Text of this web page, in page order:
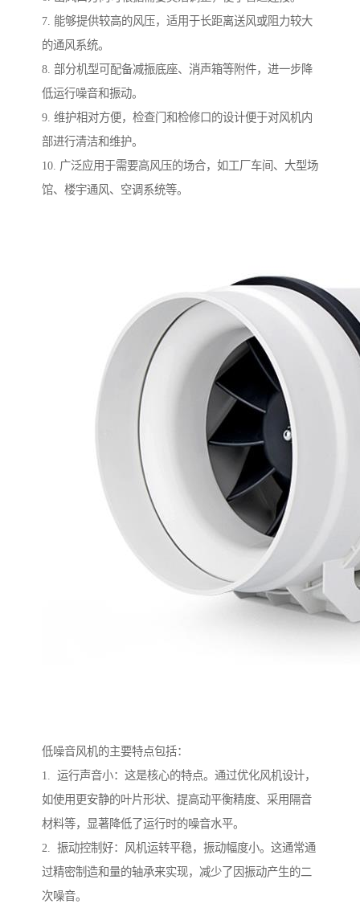
7. 能够提供较高的风压，适用于长距离送风或阻力较大
的通风系统。
8. 部分机型可配备减振底座、消声箱等附件，进一步降
低运行噪音和振动。
9. 维护相对方便，检查门和检修口的设计便于对风机内
部进行清洁和维护。
10. 广泛应用于需要高风压的场合，如工厂车间、大型场
馆、楼宇通风、空调系统等。
低噪音风机的主要特点包括：
1. 运行声音小：这是核心的特点。通过优化风机设计，
如使用更安静的叶片形状、提高动平衡精度、采用隔音
材料等，显著降低了运行时的噪音水平。
2. 振动控制好：风机运转平稳，振动幅度小。这通常通
过精密制造和量的轴承来实现，减少了因振动产生的二
次噪音。